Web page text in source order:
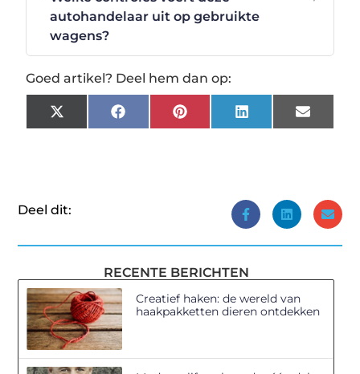
autohandelaar uit op gebruikte
wagens?
Goed artikel? Deel hem dan op:
X
(Twitter)
FacebookPinterestLinkedInEmail
Deel dit:
RECENTE BERICHTEN
Creatief haken: de wereld van
haakpakketten dieren ontdekken